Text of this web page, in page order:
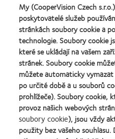
My (CooperVision Czech
poskytovatelé služeb
stránkách soubory cookie a
technologie. Soubory cookie
které se ukládají na vašem
stránek. Soubory cookie
můžete automaticky
po určité době a u souborů
prohlížeče). Soubory cookie,
provoz našich webových
soubory cookie), jsou vždy
použity bez vašeho